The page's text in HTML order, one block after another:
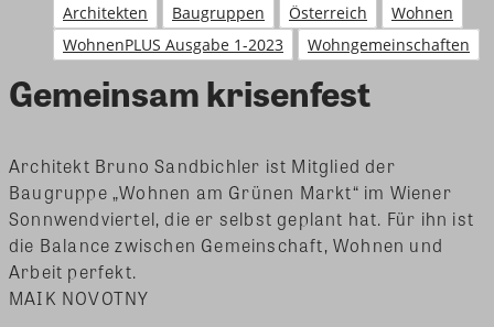
Architekten Baugruppen Österreich
Wohnen
WohnenPLUS Ausgabe 1-2023
Wohngemeinschaften
Gemeinsam krisenfest
Architekt Bruno Sandbichler ist Mitglied der
Baugruppe „Wohnen am Grünen Markt“ im Wiener
Sonnwendviertel, die er selbst geplant hat. Für ihn ist
die Balance zwischen Gemeinschaft, Wohnen und
Arbeit perfekt.
MAIK NOVOTNY